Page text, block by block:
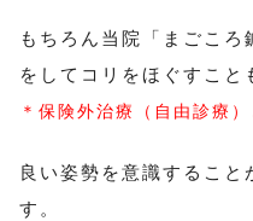
もちろん当院「まごこ
をしてコリをほぐすこと
＊保険外治療（自由診療
良い姿勢を意識すること
す。